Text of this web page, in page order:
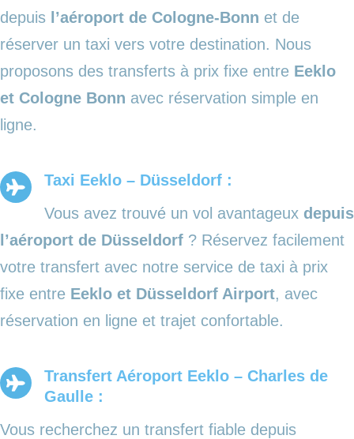
depuis l’aéroport de Cologne-Bonn et de
réserver un taxi vers votre destination. Nous
proposons des transferts à prix fixe entre Eeklo
et Cologne Bonn avec réservation simple en
ligne.
Taxi Eeklo – Düsseldorf :
Vous avez trouvé un vol avantageux depuis
l’aéroport de Düsseldorf ? Réservez facilement
votre transfert avec notre service de taxi à prix
fixe entre Eeklo et Düsseldorf Airport, avec
réservation en ligne et trajet confortable.
Transfert Aéroport Eeklo – Charles de
Gaulle :
Vous recherchez un transfert fiable depuis